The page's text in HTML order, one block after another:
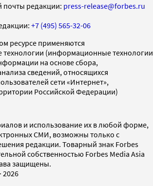
почты редакции: press-release@forbes.ru
+7 (495) 565-32-06
ресурсе применяются
технологии (информационные технологии
на основе сбора,
сведений, относящихся
сети «Интернет»,
Российской Федерации)
и использование их в любой форме,
СМИ, возможны только с
редакции. Товарный знак Forbes
собственностью Forbes Media Asia
защищены.
· 2026